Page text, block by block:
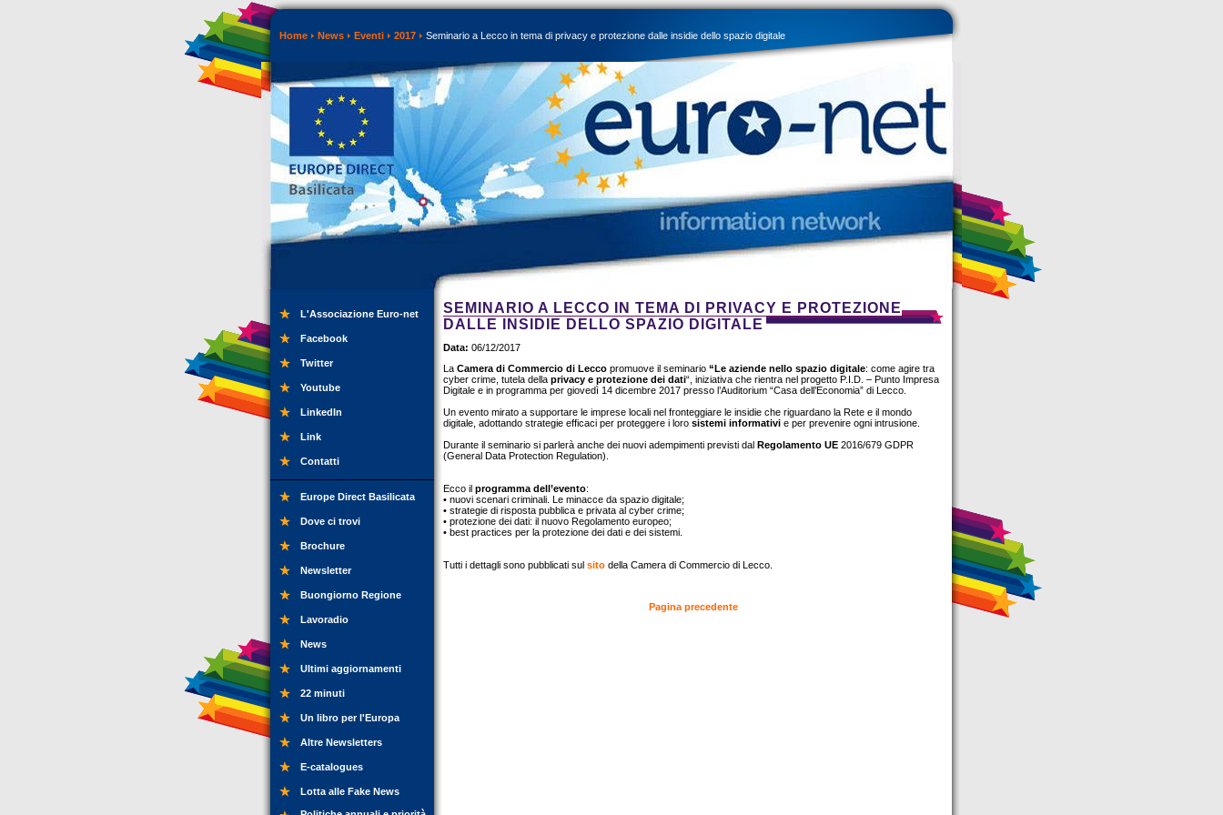
Home News Eventi 2017 Seminario a Lecco in tema di privacy e protezione dalle insidie dello spazio digitale
L'Associazione Euro-net
Facebook
Twitter
Youtube
LinkedIn
Link
Contatti
Europe Direct Basilicata
Dove ci trovi
Brochure
Newsletter
Buongiorno Regione
Lavoradio
News
Ultimi aggiornamenti
22 minuti
Un libro per l'Europa
Altre Newsletters
E-catalogues
Lotta alle Fake News
SEMINARIO A LECCO IN TEMA DI PRIVACY E PROTEZIONE
DALLE INSIDIE DELLO SPAZIO DIGITALE
Data: 06/12/2017
La Camera di Commercio di Lecco promuove il seminario “Le aziende nello spazio digitale: come agire tra
cyber crime, tutela della privacy e protezione dei dati“, iniziativa che rientra nel progetto P.I.D. – Punto Impresa
Digitale e in programma per giovedì 14 dicembre 2017 presso l’Auditorium “Casa dell’Economia” di Lecco.
Un evento mirato a supportare le imprese locali nel fronteggiare le insidie che riguardano la Rete e il mondo
digitale, adottando strategie efficaci per proteggere i loro sistemi informativi e per prevenire ogni intrusione.
Durante il seminario si parlerà anche dei nuovi adempimenti previsti dal Regolamento UE 2016/679 GDPR
(General Data Protection Regulation).
Ecco il programma dell’evento:
• nuovi scenari criminali. Le minacce da spazio digitale;
• strategie di risposta pubblica e privata al cyber crime;
• protezione dei dati: il nuovo Regolamento europeo;
• best practices per la protezione dei dati e dei sistemi.
Tutti i dettagli sono pubblicati sul sito della Camera di Commercio di Lecco.
Pagina precedente